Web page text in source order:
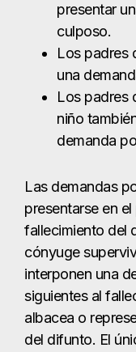
presentar
culposo.
Los padres
una
Los padres
niño
demanda
Las demandas
presentarse en
fallecimiento del
cónyuge
interponen una
siguientes al
albacea o
del difunto. El